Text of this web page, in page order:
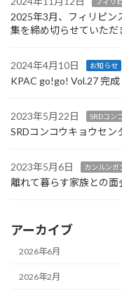
2025年3月、フィリピン
集を締め切らせていただ
2024年4月10日 お知らせ
KPAC go!go! Vol.27 完成
2023年5月22日 SRDコン
SRDコンコウキョウセン
2023年5月6日 カンルンガ
離れて暮らす家族との面
アーカイブ
2026年6月
2026年2月